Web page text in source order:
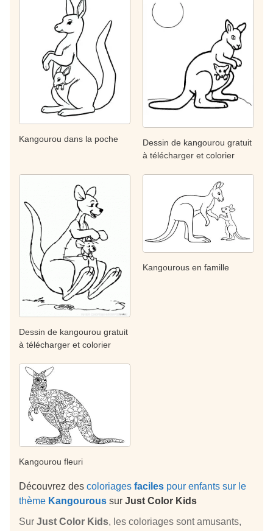
Kangourou dans la poche
Dessin de kangourou gratuit
à télécharger et colorier
Dessin de kangourou gratuit
à télécharger et colorier
Kangourous en famille
Kangourou fleuri
Découvrez des coloriages faciles pour enfants sur le
thème Kangourous sur Just Color Kids
Sur Just Color Kids, les coloriages sont amusants,